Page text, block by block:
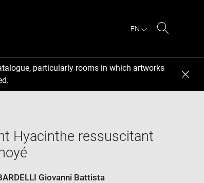
EN
particularly rooms in which artworks
Hyacinthe ressuscitant
Giovanni Battista